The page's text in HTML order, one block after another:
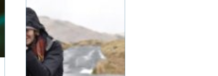
konstnärers arbete, och
inte minst om a...